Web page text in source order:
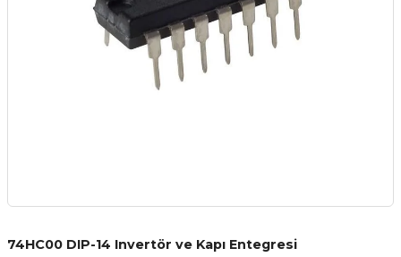
74HC00 DIP-14 Invertör ve Kapı Entegresi